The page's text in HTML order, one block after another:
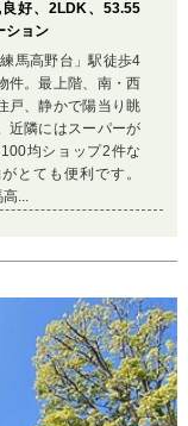
好、2LDK、53.55
ション
馬高野台」駅徒歩4
件。最上階、南・西
戸、静かで陽当り眺
近隣にはスーパーが
均ショップ2件な
とても便利です。
...